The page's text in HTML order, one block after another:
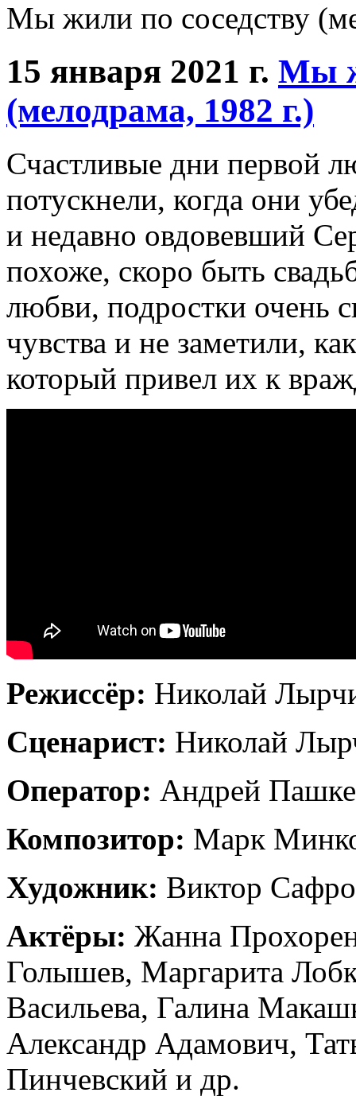
Мы жили по соседству
15 января 2021 г. Мы
(мелодрама, 1982 г.)
Счастливые дни первой
потускнели, когда они
и недавно овдовевший
похоже, скоро быть
любви, подростки очень
чувства и не заметили,
который привел их к
Режиссёр: Николай
Сценарист: Николай
Оператор: Андрей
Композитор: Марк
Художник: Виктор
Актёры: Жанна
Голышев, Маргарита
Васильева, Галина
Александр Адамович,
Пинчевский и др.